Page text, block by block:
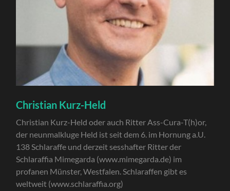
Christian Kurz-Held
Christian Kurz-Held oder auch Ritter Ass-Cura-T(h)or,
der neunmalkluge Held ist seit dem 6. im Hornung a.U.
138 Schlaraffe und derzeit sesshafter Ritter der
Schlaraffia Mimegarda (www.mimegarda.de) im
profanen Münster, Westfalen. Schlaraffen gibt es
weltweit (www.schlaraffia.org)